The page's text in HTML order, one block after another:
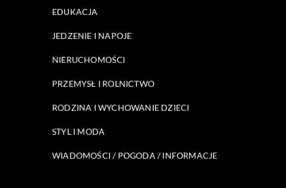
EDUKACJA
JEDZENIE I NAPOJE
NIERUCHOMOŚCI
PRZEMYSŁ I ROLNICTWO
RODZINA I WYCHOWANIE DZIECI
STYL I MODA
WIADOMOŚCI / POGODA / INFORMACJE